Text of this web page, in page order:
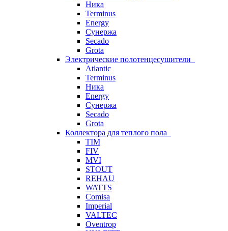
Ника
Terminus
Energy
Сунержа
Secado
Grota
Электрические полотенцесушители
Atlantic
Terminus
Ника
Energy
Сунержа
Secado
Grota
Коллектора для теплого пола
TIM
FIV
MVI
STOUT
REHAU
WATTS
Comisa
Imperial
VALTEC
Oventrop